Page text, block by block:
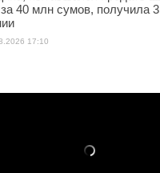
40 млн сумов, получила
17:10